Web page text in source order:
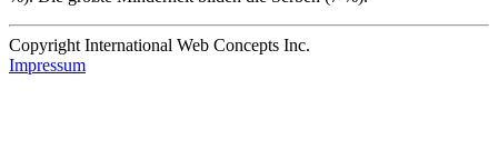
Copyright International Web Concepts Inc.
Impressum